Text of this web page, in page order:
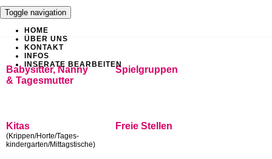
Toggle navigation
HOME
ÜBER UNS
KONTAKT
INFOS
INSERATE BEARBEITEN
Babysitter, Nanny
& Tagesmutter
Spielgruppen
Kitas
(Krippen/Horte/Tages-
kindergarten/Mittagstische)
Freie Stellen